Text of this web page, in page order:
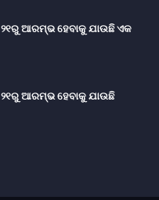
ଆରମ୍ଭ ହେବାକୁ ଯାଉଛି ଏକ
ଆରମ୍ଭ ହେବାକୁ ଯାଉଛି